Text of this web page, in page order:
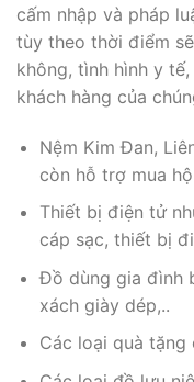
cấm nhập và pháp
tùy theo thời điểm
không, tình hình y
khách hàng của
Nệm Kim Đan,
còn hỗ trợ mua
Thiết bị điện tử
cáp sạc, thiết bị
Đồ dùng gia đình
xách giày dép,..
Các loại quà